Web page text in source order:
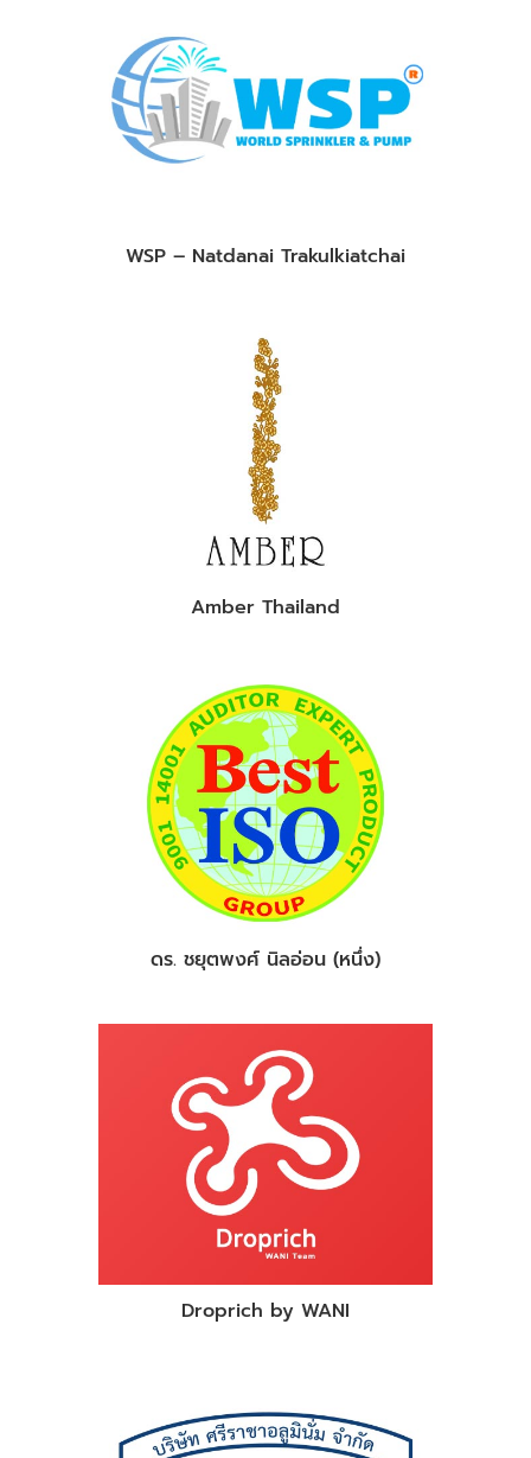
WSP – Natdanai Trakulkiatchai
Amber Thailand
ดร. ชยุตพงศ์ นิลอ่อน (หนึ่ง)
Droprich by WANI